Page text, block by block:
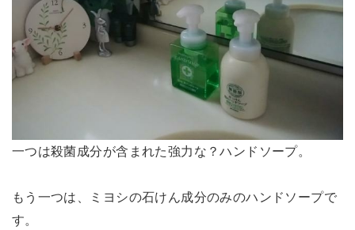
一つは殺菌成分が含まれた強力な？ハンドソープ。
もう一つは、ミヨシの石けん成分のみのハンドソープで
す。